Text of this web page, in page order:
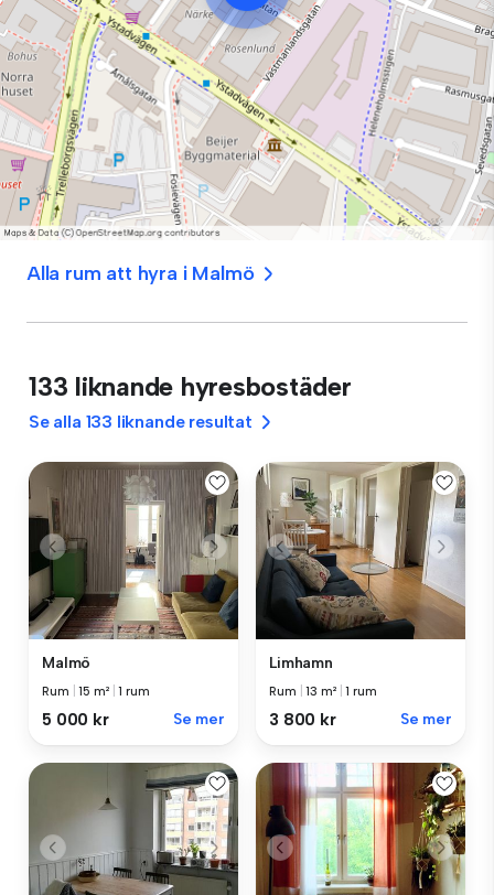
Alla rum att hyra i Malmö
133 liknande hyresbostäder
Se alla 133 liknande resultat
Malmö
Rum |15 m² |1 rum
5 000 kr Se mer
Limhamn
Rum |13 m² |1 rum
3 800 kr Se mer